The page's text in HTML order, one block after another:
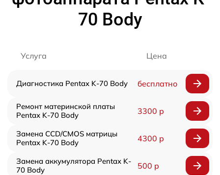
70 Body
Услуга Цена
Диагностика Pentax K-70 Body бесплатно
Ремонт материнской платы
Pentax K-70 Body
3300 р
Замена CCD/CMOS матрицы
Pentax K-70 Body
4300 р
Замена аккумулятора Pentax K-
70 Body
500 р